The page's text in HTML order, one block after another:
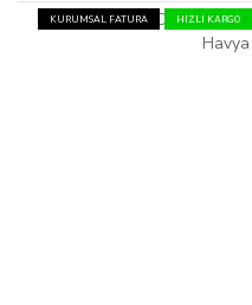
KURUMSAL FATURA HIZLI KARGO